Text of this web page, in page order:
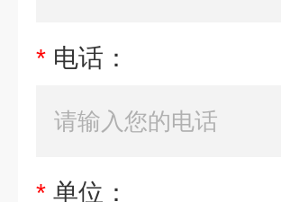
* 电话：
* 单位：